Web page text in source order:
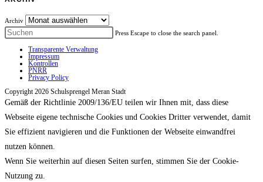
Archiv
Press Escape to close the search panel.
Transparente Verwaltung
Impressum
Kontrollen
PNRR
Privacy Policy
Copyright 2026 Schulsprengel Meran Stadt
Gemäß der Richtlinie 2009/136/EU teilen wir Ihnen mit, dass diese
Webseite eigene technische Cookies und Cookies Dritter verwendet, damit
Sie effizient navigieren und die Funktionen der Webseite einwandfrei
nutzen können.
Wenn Sie weiterhin auf diesen Seiten surfen, stimmen Sie der Cookie-
Nutzung zu.